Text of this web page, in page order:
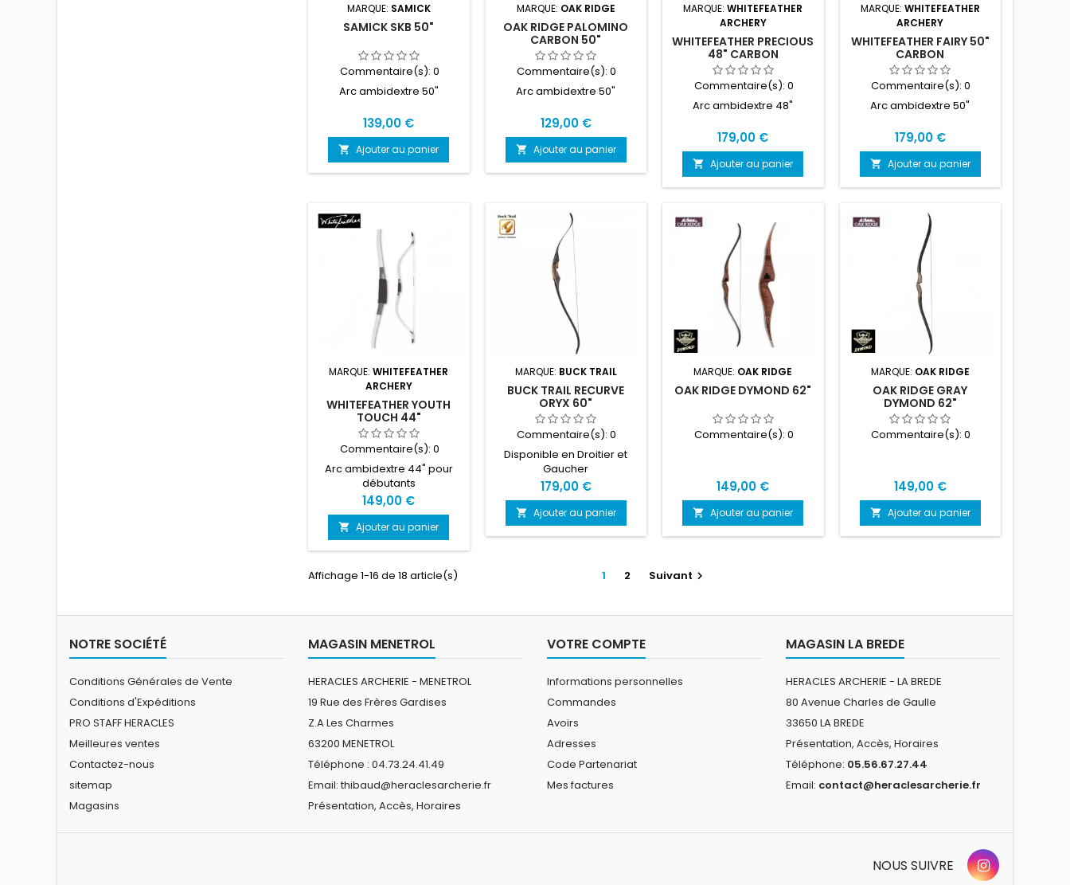
MARQUE: SAMICK
SAMICK SKB 50"
Commentaire(s): 0
Arc ambidextre 50"
Prix
139,00 €
 Ajouter au panier
MARQUE: OAK RIDGE
OAK RIDGE PALOMINO
CARBON 50"
Commentaire(s):0
Arc ambidextre 50"
Prix
129,00 €
 Ajouter au panier
MARQUE:WHITEFEATHER
ARCHERY
WHITEFEATHER PRECIOUS
48" CARBON
Commentaire(s): 0
Arc ambidextre 48"
Prix
179,00 €
 Ajouter au panier
MARQUE: WHITEFEATHER
ARCHERY
WHITEFEATHER FAIRY 50"
CARBON
Commentaire(s):0
Arc ambidextre 50"
Prix
179,00 €
 Ajouter au panier
MARQUE:WHITEFEATHER
ARCHERY
WHITEFEATHER YOUTH
TOUCH 44"
Commentaire(s): 0
Arc ambidextre 44" pour
débutants
Prix
149,00 €
 Ajouter au panier
MARQUE: BUCK TRAIL
BUCK TRAIL RECURVE
ORYX 60"
Commentaire(s):0
Disponible en Droitier et
Gaucher
Prix
179,00 €
 Ajouter au panier
MARQUE: OAK RIDGE
OAK RIDGE DYMOND 62"
Commentaire(s): 0
Prix
149,00 €
 Ajouter au panier
MARQUE: OAK RIDGE
OAK RIDGE GRAY
DYMOND 62"
Commentaire(s):0
Prix
149,00 €
 Ajouter au panier
Affichage 1-16 de 18 article(s) 1 2 Suivant 
NOTRE SOCIÉTÉ
Conditions Générales de Vente
Conditions d'Expéditions
PRO STAFF HERACLES
Meilleures ventes
Contactez-nous
sitemap
Magasins
MAGASIN MENETROL
HERACLES ARCHERIE - MENETROL
19 Rue des Frères Gardises
Z.A Les Charmes
63200 MENETROL
Téléphone : 04.73.24.41.49
Email:thibaud@heraclesarcherie.fr
Présentation, Accès, Horaires
VOTRE COMPTE
Informations personnelles
Commandes
Avoirs
Adresses
Code Partenariat
Mes factures
MAGASIN LA BREDE
HERACLES ARCHERIE - LA BREDE
80 Avenue Charles de Gaulle
33650 LA BREDE
Présentation, Accès, Horaires
Téléphone: 05.56.67.27.44
Email: contact@heraclesarcherie.fr
NOUS SUIVRE